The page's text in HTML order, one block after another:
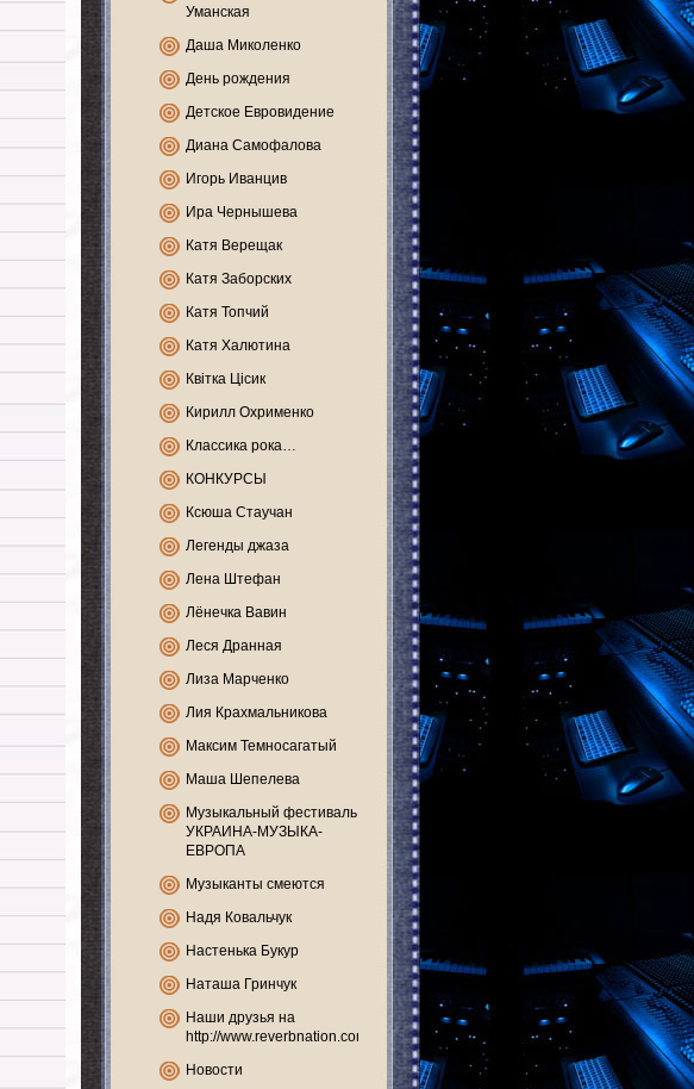
Уманская
Даша Миколенко
День рождения
Детское Евровидение
Диана Самофалова
Игорь Иванцив
Ира Чернышева
Катя Верещак
Катя Заборских
Катя Топчий
Катя Халютина
Квітка Цісик
Кирилл Охрименко
Классика рока…
КОНКУРСЫ
Ксюша Стаучан
Легенды джаза
Лена Штефан
Лёнечка Вавин
Леся Дранная
Лиза Марченко
Лия Крахмальникова
Максим Темносагатый
Маша Шепелева
Музыкальный фестиваль
УКРАИНА-МУЗЫКА-
ЕВРОПА
Музыканты смеются
Надя Ковальчук
Настенька Букур
Наташа Гринчук
Наши друзья на
http://www.reverbnation.com
Новости